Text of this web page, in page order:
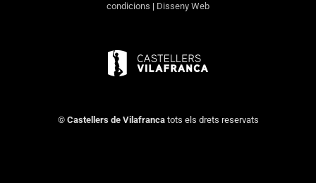
condicions | Disseny Web
© Castellers de Vilafrancatots els drets reservats